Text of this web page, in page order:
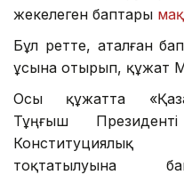
жекелеген баптары
Бұл ретте, аталған
ұсына отырып, құжат
Осы құжатта
Тұңғыш
тоқтатылуына